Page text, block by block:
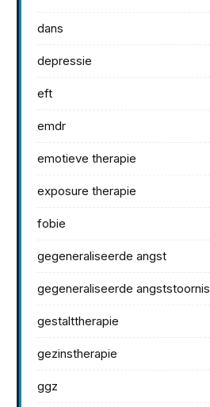
dans
depressie
eft
emdr
emotieve therapie
exposure therapie
fobie
gegeneraliseerde angst
gegeneraliseerde angststoornis
gestalttherapie
gezinstherapie
ggz